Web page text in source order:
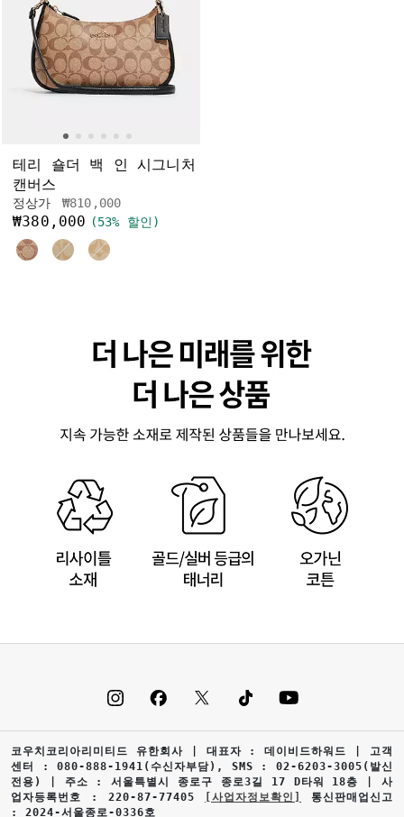
테리 숄더 백 인 시그니처
캔버스
정상가 가격 인하 전
₩810,000인하됨
₩380,000 (53% 할인)
코우치코리아리미티드 유한회사 | 대표자 : 데이비드하워드 | 고객
센터 : 080-888-1941(수신자부담), SMS : 02-6203-3005(발신
전용) | 주소 : 서울특별시 종로구 종로3길 17 D타워 18층 | 사
업자등록번호 : 220-87-77405
[사업자정보확인]
통신판매업신고
: 2024-서울종로-0336호